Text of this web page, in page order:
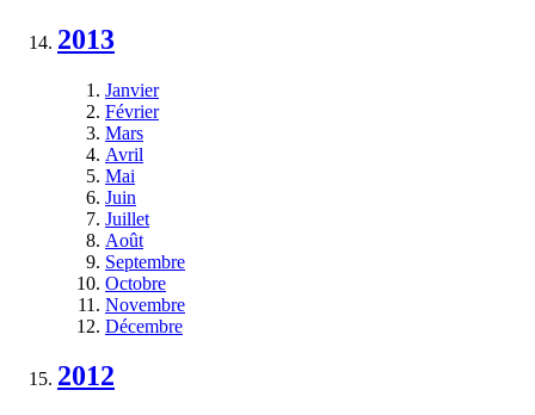
2013
Janvier
Février
Mars
Avril
Mai
Juin
Juillet
Août
Septembre
Octobre
Novembre
Décembre
2012